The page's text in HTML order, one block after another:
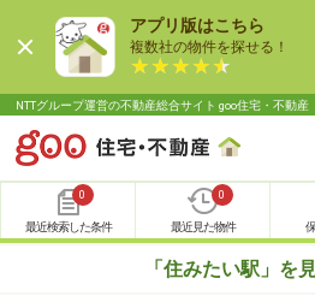
アプリ版はこちら
複数社の物件を探せる！
NTTグループ運営の不動産総合サイト goo住宅・不動産
0
最近検索した条件
0
最近見た物件
「住みたい駅」を